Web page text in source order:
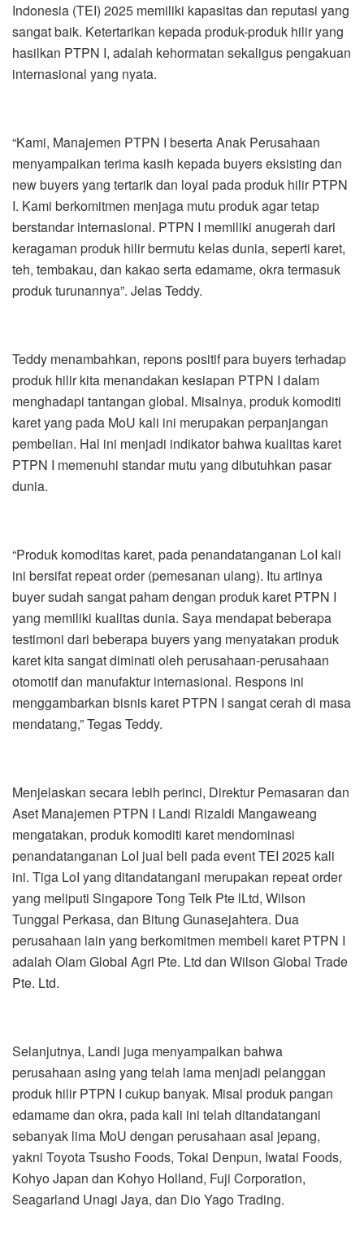
Indonesia (TEI) 2025 memiliki kapasitas dan reputasi yang
sangat baik. Ketertarikan kepada produk-produk hilir yang
hasilkan PTPN I, adalah kehormatan sekaligus pengakuan
internasional yang nyata.
“Kami, Manajemen PTPN I beserta Anak Perusahaan
menyampaikan terima kasih kepada buyers eksisting dan
new buyers yang tertarik dan loyal pada produk hilir PTPN
I. Kami berkomitmen menjaga mutu produk agar tetap
berstandar internasional. PTPN I memiliki anugerah dari
keragaman produk hilir bermutu kelas dunia, seperti karet,
teh, tembakau, dan kakao serta edamame, okra termasuk
produk turunannya”. Jelas Teddy.
Teddy menambahkan, repons positif para buyers terhadap
produk hilir kita menandakan kesiapan PTPN I dalam
menghadapi tantangan global. Misalnya, produk komoditi
karet yang pada MoU kali ini merupakan perpanjangan
pembelian. Hal ini menjadi indikator bahwa kualitas karet
PTPN I memenuhi standar mutu yang dibutuhkan pasar
dunia.
“Produk komoditas karet, pada penandatanganan LoI kali
ini bersifat repeat order (pemesanan ulang). Itu artinya
buyer sudah sangat paham dengan produk karet PTPN I
yang memiliki kualitas dunia. Saya mendapat beberapa
testimoni dari beberapa buyers yang menyatakan produk
karet kita sangat diminati oleh perusahaan-perusahaan
otomotif dan manufaktur internasional. Respons ini
menggambarkan bisnis karet PTPN I sangat cerah di masa
mendatang,” Tegas Teddy.
Menjelaskan secara lebih perinci, Direktur Pemasaran dan
Aset Manajemen PTPN I Landi Rizaldi Mangaweang
mengatakan, produk komoditi karet mendominasi
penandatanganan LoI jual beli pada event TEI 2025 kali
ini. Tiga LoI yang ditandatangani merupakan repeat order
yang meliputi Singapore Tong Teik Pte lLtd, Wilson
Tunggal Perkasa, dan Bitung Gunasejahtera. Dua
perusahaan lain yang berkomitmen membeli karet PTPN I
adalah Olam Global Agri Pte. Ltd dan Wilson Global Trade
Pte. Ltd.
Selanjutnya, Landi juga menyampaikan bahwa
perusahaan asing yang telah lama menjadi pelanggan
produk hilir PTPN I cukup banyak. Misal produk pangan
edamame dan okra, pada kali ini telah ditandatangani
sebanyak lima MoU dengan perusahaan asal jepang,
yakni Toyota Tsusho Foods, Tokai Denpun, Iwatai Foods,
Kohyo Japan dan Kohyo Holland, Fuji Corporation,
Seagarland Unagi Jaya, dan Dio Yago Trading.